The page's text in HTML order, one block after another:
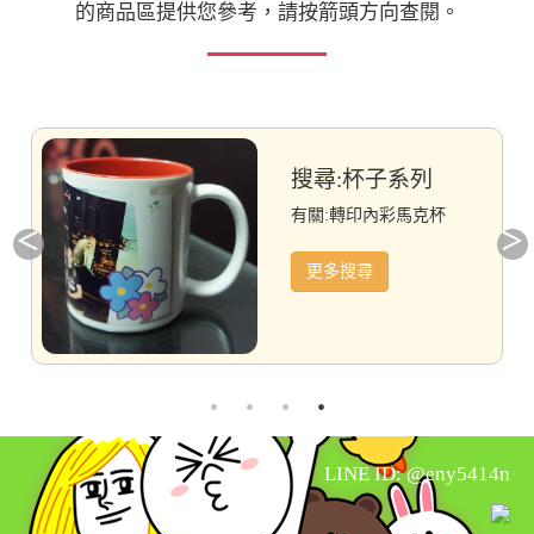
的商品區提供您參考，請按箭頭方向查閱。
搜尋:杯子系列
有關:轉印內彩馬克杯
更多搜尋
LINE ID: @eny5414n